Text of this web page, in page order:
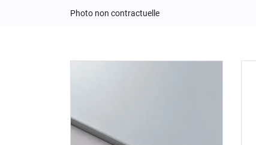
Photo non contractuelle